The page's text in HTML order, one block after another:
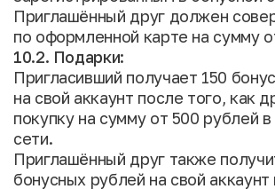
Приглашённый друг должен
по оформленной карте на сумму
10.2. Подарки:
Пригласивший получает 150
на свой аккаунт после того, как
покупку на сумму от 500 рублей в
сети.
Приглашённый друг также
бонусных рублей на свой аккаунт